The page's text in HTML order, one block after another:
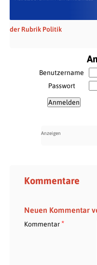
der Rubrik Politik
Benutzername
Passwort
Kommentare
Neuen Kommentar
Kommentar*